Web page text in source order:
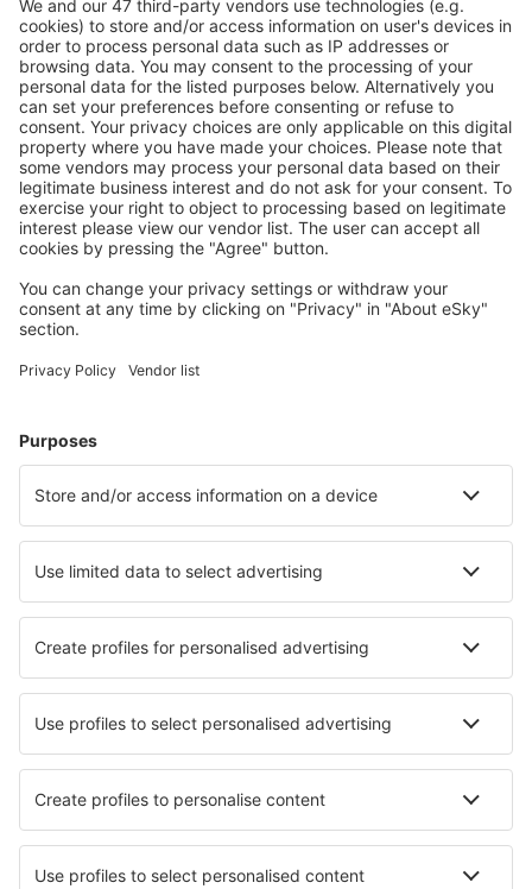
Economiseşte mai mult
Prețuri atractive și oferte speciale pentru utilizatorii
conectați.
Cazarea preferată
Alege din peste 1,3 mil. de opţiuni: hoteluri, cabane,
apartamente și altele.
Cele mai căutate hoteluri de către utilizatorii eSky
Hoteluri în Marea Britanie - Orașe populare
Hoteluri în Manchester
Hoteluri în Liverpool Hoteluri în Leyburn
Hoteluri în Harrogate Hoteluri în Bude
Hoteluri în Cockermouth Hoteluri în Penzance
Cele mai bune hoteluri - orașe
Hoteluri în Clinton Hoteluri în Storkow
Hoteluri în Villedieu-les-Poeles Hoteluri în Villers-Semeuse
Hoteluri în Leverano Hoteluri în San Giacomo Di Teglio